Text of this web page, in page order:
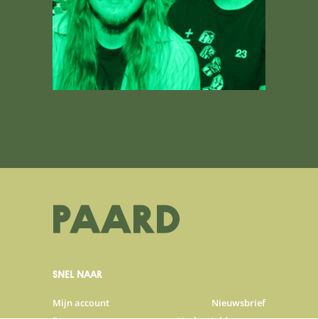
SNEL NAAR
Mijn account
Nieuwsbrief